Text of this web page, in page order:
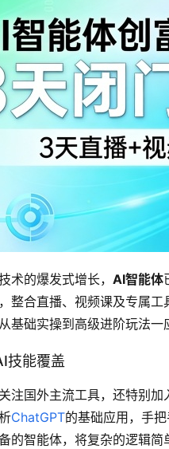
术的爆发式增长， AI智能体
整合直播、视频课及专属
基础实操到高级进阶玩法一
技能覆盖
注国外主流工具，还特别
ChatGPT的基础应用，手
的智能体，将复杂的逻辑